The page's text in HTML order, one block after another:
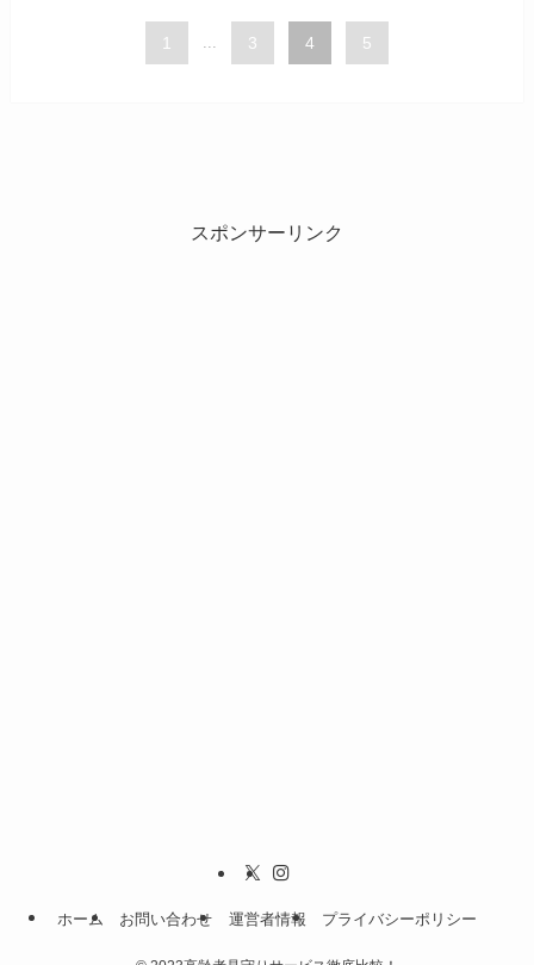
1 3 4 5
スポンサーリンク
ホーム お問い合わせ 運営者情報 プライバシーポリシー